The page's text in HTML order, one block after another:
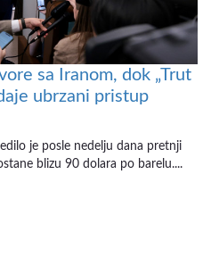
sa Iranom, dok „Trut
ubrzani pristup
je posle nedelju dana pretnji
blizu 90 dolara po barelu....